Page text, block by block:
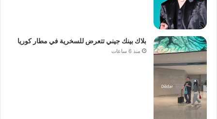
بلاك بينك جيني تتعرض للسخرية في مطار كوريا
منذ 6 ساعات